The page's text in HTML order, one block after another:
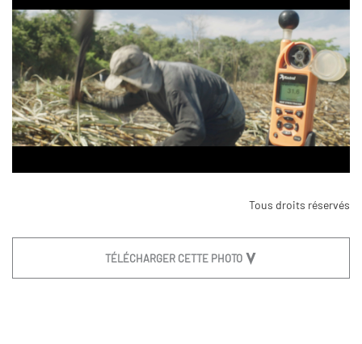
Tous droits réservés
TÉLÉCHARGER CETTE PHOTO